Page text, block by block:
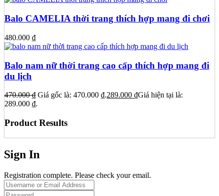
Balo CAMELIA thời trang thích hợp mang đi chơi
480.000 ₫
Balo nam nữ thời trang cao cấp thích hợp mang đi
du lịch
470.000₫ Giá gốc là: 470.000 ₫.289.000 ₫Giá hiện tại là:
289.000 ₫.
Product Results
Sign In
Registration complete. Please check your email.